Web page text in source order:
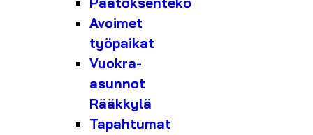
Avoimet
työpaikat
Vuokra-
asunnot
Rääkkylä
Tapahtumat